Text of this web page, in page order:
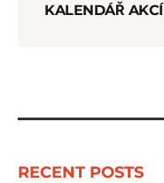
KALENDÁŘ AKCÍ
RECENT POSTS